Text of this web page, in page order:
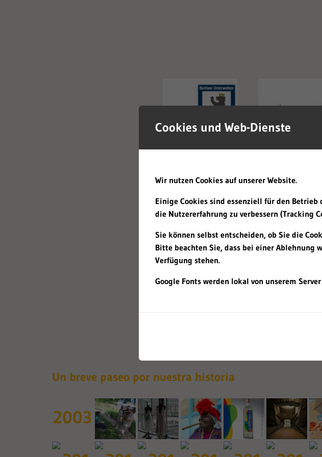
Un breve paseo por nuestra historia
2003
Cookies und Web-Dienste
Wir nutzen Cookies auf unserer Website.
Einige Cookies sind essenziell für den
die Nutzererfahrung zu verbessern (Tracking
Sie können selbst entscheiden, ob Sie die
Bitte beachten Sie, dass bei einer
Verfügung stehen.
Google Fonts werden lokal von unserem